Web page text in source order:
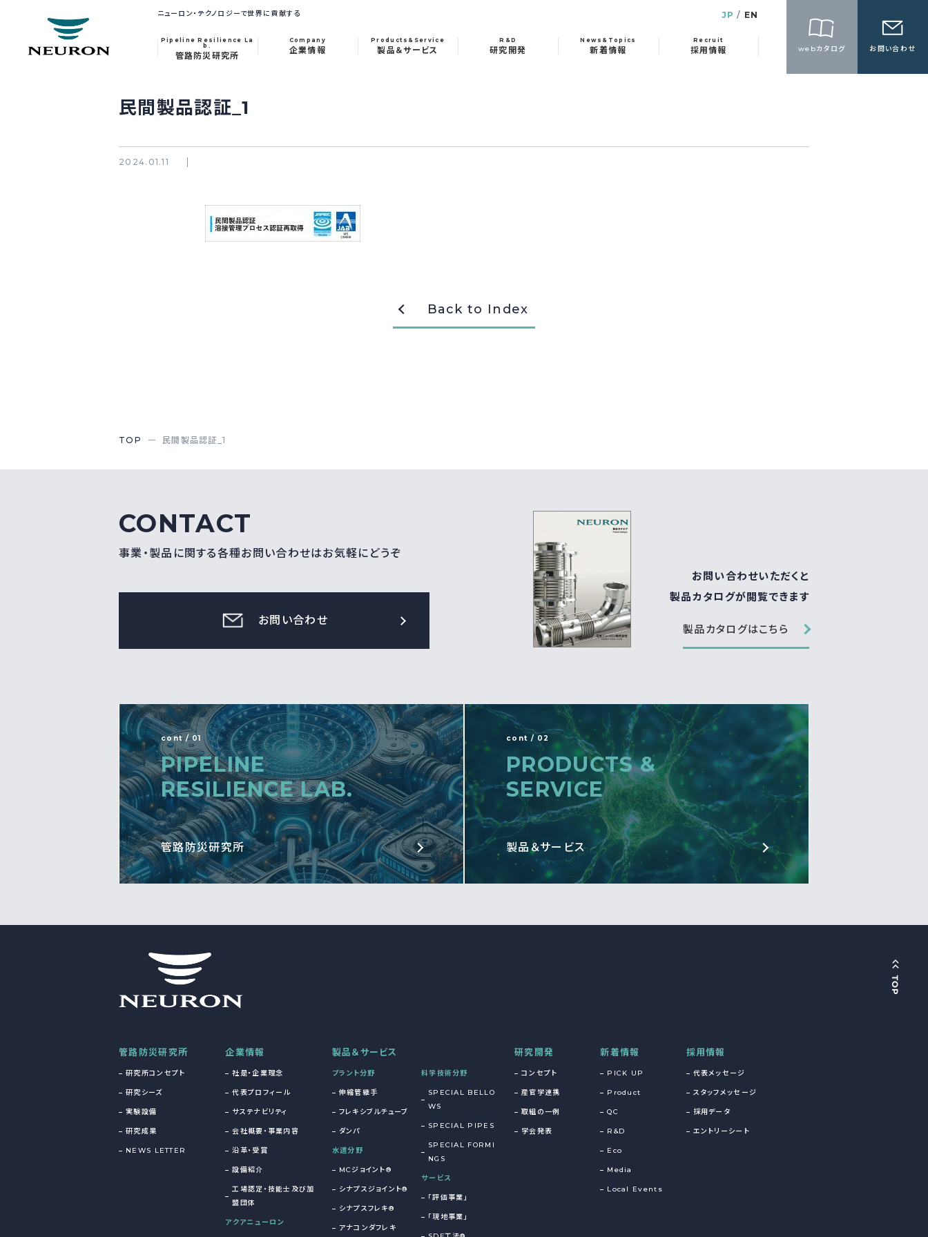
ニューロン・テクノロジーで世界に貢献する JP EN
Pipeline Resilience La
b.
管路防災研究所
Company
企業情報
Products&Service
製品＆サービス
R&D
研究開発
News&Topics
新着情報
Recruit
採用情報 webカタログ お問い合わせ
民間製品認証_1
2024.01.11
Back to Index
TOP 民間製品認証_1
CONTACT
事業・製品に関する各種お問い合わせはお気軽にどうぞ
お問い合わせ
お問い合わせいただくと
製品カタログが閲覧できます
製品カタログはこちら
cont / 01
PIPELINE
RESILIENCE LAB.
管路防災研究所
cont / 02
PRODUCTS &
SERVICE
製品＆サービス
管路防災研究所
研究所コンセプト
研究シーズ
実験設備
研究成果
NEWS LETTER
企業情報
社是・企業理念
代表プロフィール
サステナビリティ
会社概要・事業内容
沿革・受賞
設備紹介
工場認定・技能士及び加
盟団体
アクアニューロン
製品＆サービス
プラント分野
伸縮管継手
フレキシブルチューブ
ダンパ
水道分野
MCジョイント®
シナプスジョイント®
シナプスフレキ®
アナコンダフレキ
科学技術分野
SPECIAL BELLO
WS
SPECIAL PIPES
SPECIAL FORMI
NGS
サービス
「評価事業」
「現地事業」
研究開発
コンセプト
産官学連携
取組の一例
学会発表
新着情報
PICK UP
Product
QC
R&D
Eco
Media
Local Events
採用情報
代表メッセージ
スタッフメッセージ
採用データ
エントリーシート